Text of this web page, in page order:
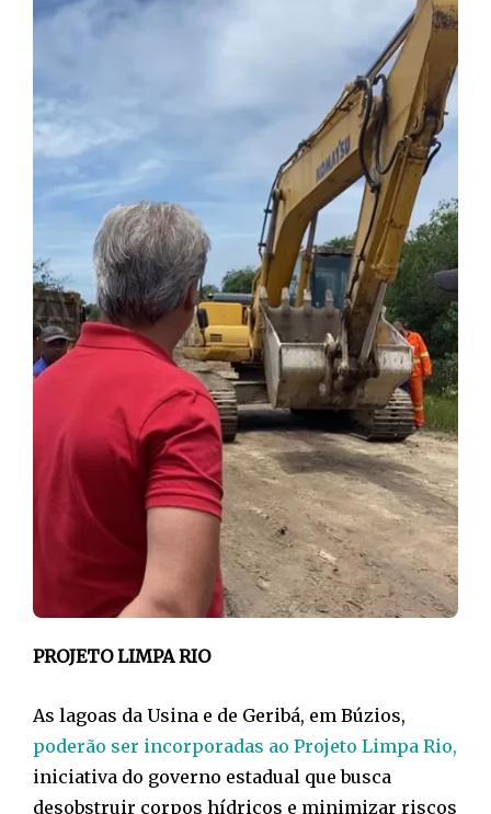
PROJETO LIMPA RIO
As lagoas da Usina e de Geribá, em Búzios,
poderão ser incorporadas ao Projeto Limpa Rio,
iniciativa do governo estadual que busca
desobstruir corpos hídricos e minimizar riscos